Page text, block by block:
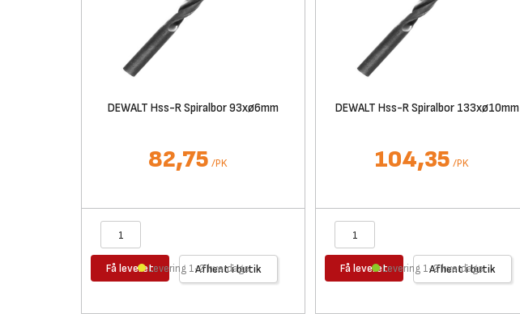
DEWALT Hss-R Spiralbor 93xø6mm
82,75 /PK
Få leveret Afhent i butik
Levering 1-2 hverdage
DEWALT Hss-R Spiralbor 133xø10mm
104,35 /PK
Få leveret Afhent i butik
Levering 1-2 hverdage